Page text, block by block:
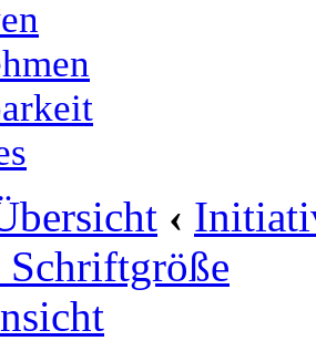
‹
Schriftgröße